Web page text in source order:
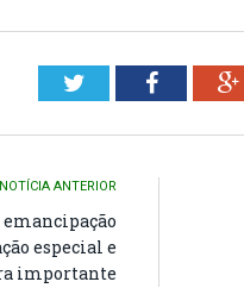
Twitter
NOTÍCIA ANTERIOR
emancipação
especial e
importante